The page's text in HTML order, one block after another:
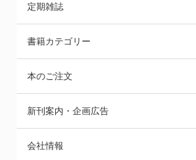
定期雑誌
書籍カテゴリー
本のご注文
新刊案内・企画広告
会社情報